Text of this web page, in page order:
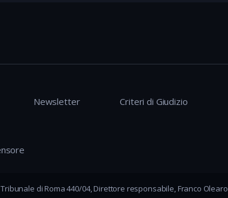
Newsletter Criteri di Giudizio
di Roma 440/04, Direttore responsabile, Franco Olearo